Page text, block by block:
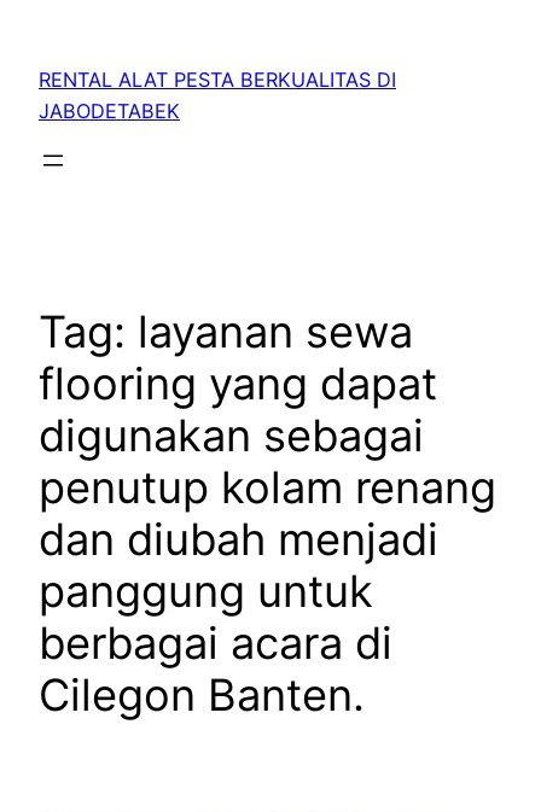
RENTAL ALAT PESTA BERKUALITAS DI
JABODETABEK
Tag: layanan sewa
flooring yang dapat
digunakan sebagai
penutup kolam renang
dan diubah menjadi
panggung untuk
berbagai acara di
Cilegon Banten.